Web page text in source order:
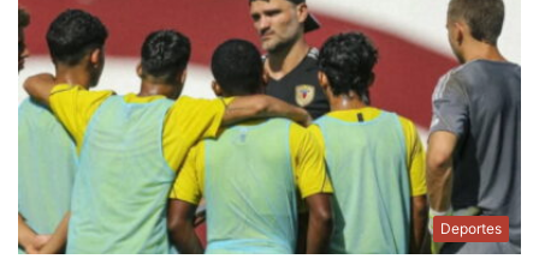
Deportes